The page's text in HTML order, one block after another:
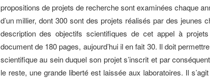
propositions de projets de recherche sont examinées chaque
d’un millier, dont 300 sont des projets réalisés par des jeunes
description des objectifs scientifiques de cet appel à projets
document de 180 pages, aujourd’hui il en fait 30. Il doit
scientifique au sein duquel son projet s’inscrit et par
le reste, une grande liberté est laissée aux laboratoires. Il